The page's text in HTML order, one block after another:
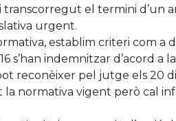
transcorregut el termini d’un
urgent.
establim criteri com a
s’han indemnitzar d’acord a
reconèixer pel jutge els 20
normativa vigent però cal